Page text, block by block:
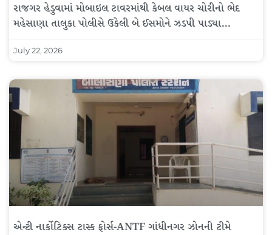
રાજગર હેડુવામાં મોબાઇલ ટાવરમાંથી કેબલ વાયર ચોરીનો ભેદ
મહેસાણા તાલુકા પોલીસે ઉકેલી બે ઈસમોને ઝડપી પાડ્યા…
July 22, 2026
એન્ટી નાર્કોટિક્સ ટાસ્ક ફોર્સ-ANTF ગાંધીનગર ઝોનની ટીમે